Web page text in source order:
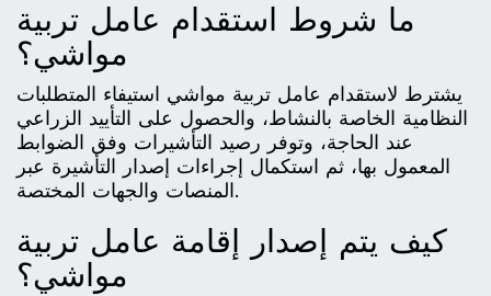
ما شروط استقدام عامل تربية
مواشي؟
يشترط لاستقدام عامل تربية مواشي استيفاء المتطلبات
النظامية الخاصة بالنشاط، والحصول على التأييد الزراعي
عند الحاجة، وتوفر رصيد التأشيرات وفق الضوابط
المعمول بها، ثم استكمال إجراءات إصدار التأشيرة عبر
المنصات والجهات المختصة.
كيف يتم إصدار إقامة عامل تربية
مواشي؟